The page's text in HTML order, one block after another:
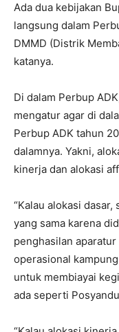
Ada dua kebijakan
langsung dalam
DMMD (Distrik
katanya.
Di dalam Perbup
mengatur agar di
Perbup ADK tahun
dalamnya. Yakni,
kinerja dan alokasi
“Kalau alokasi
yang sama karena
penghasilan
operasional
untuk membiayai
ada seperti